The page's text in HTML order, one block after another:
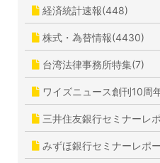
経済統計速報(448)
株式・為替情報(4430)
台湾法律事務所特集(7)
ワイズニュース創刊10周
三井住友銀行セミナーレ
みずほ銀行セミナーレポ